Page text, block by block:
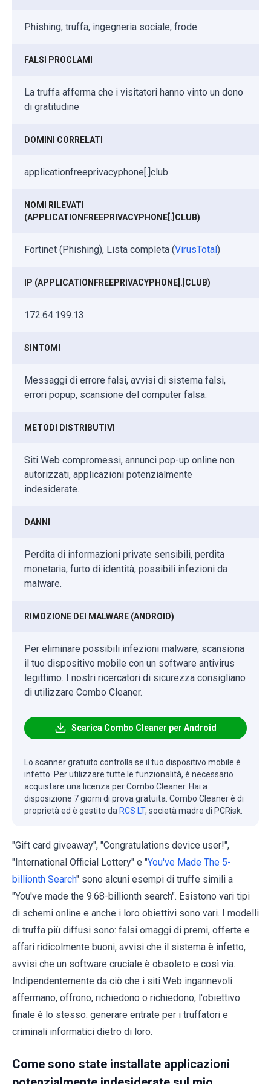
Phishing, truffa, ingegneria sociale, frode
FALSI PROCLAMI
La truffa afferma che i visitatori hanno vinto un dono
di gratitudine
DOMINI CORRELATI
applicationfreeprivacyphone[.]club
NOMI RILEVATI
(APPLICATIONFREEPRIVACYPHONE[.]CLUB)
Fortinet (Phishing), Lista completa (VirusTotal)
IP (APPLICATIONFREEPRIVACYPHONE[.]CLUB)
172.64.199.13
SINTOMI
Messaggi di errore falsi, avvisi di sistema falsi,
errori popup, scansione del computer falsa.
METODI DISTRIBUTIVI
Siti Web compromessi, annunci pop-up online non
autorizzati, applicazioni potenzialmente
indesiderate.
DANNI
Perdita di informazioni private sensibili, perdita
monetaria, furto di identità, possibili infezioni da
malware.
RIMOZIONE DEI MALWARE (ANDROID)
Per eliminare possibili infezioni malware, scansiona
il tuo dispositivo mobile con un software antivirus
legittimo. I nostri ricercatori di sicurezza consigliano
di utilizzare Combo Cleaner.
Scarica Combo Cleaner per Android
Lo scanner gratuito controlla se il tuo dispositivo mobile è
infetto. Per utilizzare tutte le funzionalità, è necessario
acquistare una licenza per Combo Cleaner. Hai a
disposizione 7 giorni di prova gratuita. Combo Cleaner è di
proprietà ed è gestito da RCS LT, società madre di PCRisk.
"Gift card giveaway", "Congratulations device user!",
"International Official Lottery" e "You've Made The 5-
billionth Search" sono alcuni esempi di truffe simili a
"You've made the 9.68-billionth search". Esistono vari tipi
di schemi online e anche i loro obiettivi sono vari. I modelli
di truffa più diffusi sono: falsi omaggi di premi, offerte e
affari ridicolmente buoni, avvisi che il sistema è infetto,
avvisi che un software cruciale è obsoleto e così via.
Indipendentemente da ciò che i siti Web ingannevoli
affermano, offrono, richiedono o richiedono, l'obiettivo
finale è lo stesso: generare entrate per i truffatori e
criminali informatici dietro di loro.
Come sono state installate applicazioni